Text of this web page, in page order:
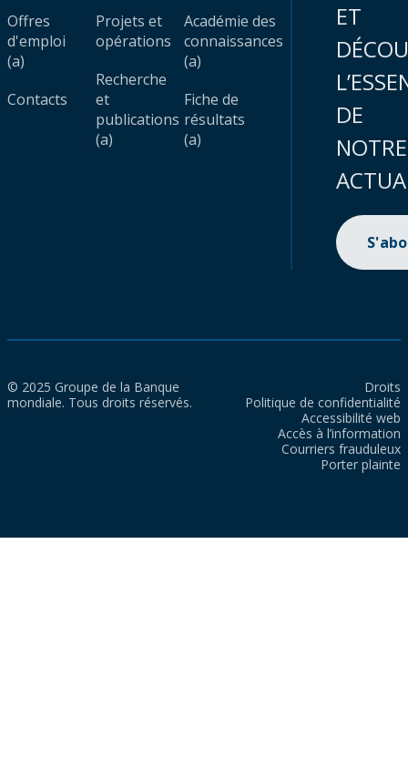
Offres
d'emploi
(a)
Contacts
Projets et
opérations
Recherche
et
publications
(a)
Académie des
connaissances
(a)
Fiche de
résultats
(a)
ET
DE
NOTRE
© 2025 Groupe de la Banque
mondiale. Tous droits réservés.
Droits
Politique de confidentialité
Accessibilité web
Accès à l’information
Courriers frauduleux
Porter plainte